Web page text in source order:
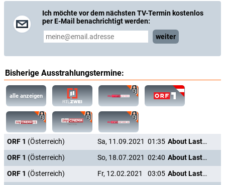
Ich möchte vor dem nächsten TV-Termin kostenlos
per E-Mail benachrichtigt werden:
weiter
Bisherige Ausstrahlungstermine:
alle anzeigen
ORF 1 (Österreich) Sa, 11.09.2021 01:35
About Last Night
ORF 1 (Österreich) So, 18.07.2021 02:40
About Last Night
ORF 1 (Österreich) Fr, 12.02.2021 03:05
About Last Night